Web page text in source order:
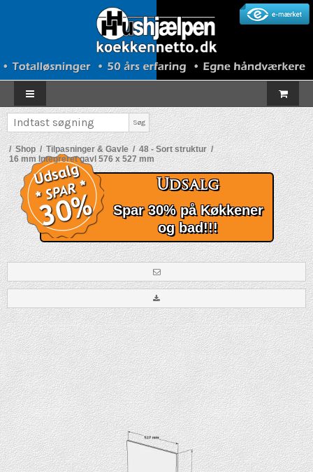
Søg
/ Shop / Tilpasninger & Gavle / 48 - Sort struktur /
16 mm Integreret gavl 576 x 527 mm
Udsalg
Spar 30% på Køkkener
og bad!!!